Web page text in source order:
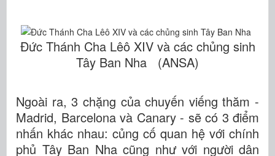
Đức Thánh Cha Lêô XIV và các chủng sinh
Tây Ban Nha (ANSA)
Ngoài ra, 3 chặng của chuyến viếng thăm -
Madrid, Barcelona và Canary - sẽ có 3 điểm
nhấn khác nhau: củng cố quan hệ với chính
phủ Tây Ban Nha cũng như với người dân